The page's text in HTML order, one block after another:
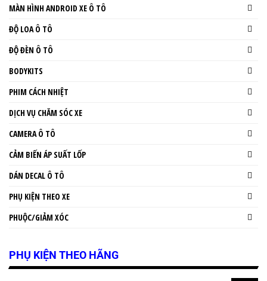
MÀN HÌNH ANDROID XE Ô TÔ
ĐỘ LOA Ô TÔ
ĐỘ ĐÈN Ô TÔ
BODYKITS
PHIM CÁCH NHIỆT
DỊCH VỤ CHĂM SÓC XE
CAMERA Ô TÔ
CẢM BIẾN ÁP SUẤT LỐP
DÁN DECAL Ô TÔ
PHỤ KIỆN THEO XE
PHUỘC/GIẢM XÓC
PHỤ KIỆN THEO HÃNG